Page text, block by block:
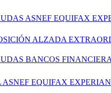
ASNEF EQUIFAX
ALZADA
BANCOS
EQUIFAX